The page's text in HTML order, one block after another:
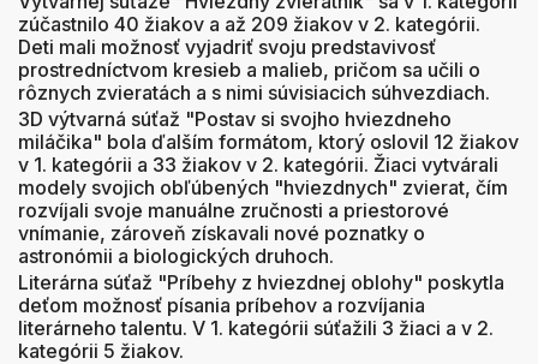
zúčastnilo 40 žiakov a až 209 žiakov v 2. kategórii.
Deti mali možnosť vyjadriť svoju predstavivosť
prostredníctvom kresieb a malieb, pričom sa učili o
rôznych zvieratách a s nimi súvisiacich súhvezdiach.
3D výtvarná súťaž "Postav si svojho hviezdneho
miláčika" bola ďalším formátom, ktorý oslovil 12 žiakov
v 1. kategórii a 33 žiakov v 2. kategórii. Žiaci vytvárali
modely svojich obľúbených "hviezdnych" zvierat, čím
rozvíjali svoje manuálne zručnosti a priestorové
vnímanie, zároveň získavali nové poznatky o
astronómii a biologických druhoch.
Literárna súťaž "Príbehy z hviezdnej oblohy" poskytla
deťom možnosť písania príbehov a rozvíjania
literárneho talentu. V 1. kategórii súťažili 3 žiaci a v 2.
kategórii 5 žiakov.